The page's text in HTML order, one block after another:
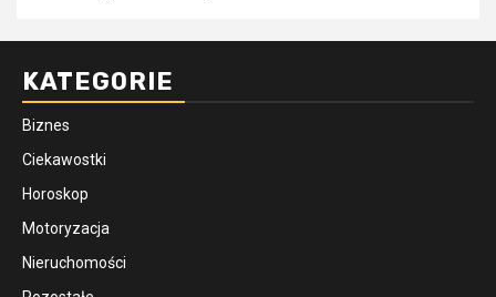
KATEGORIE
Biznes
Ciekawostki
Horoskop
Motoryzacja
Nieruchomości